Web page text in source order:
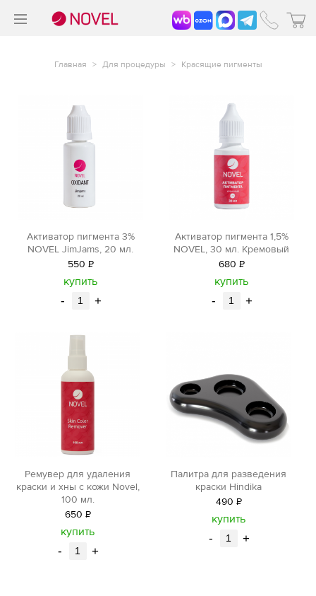
Главная > Для процедуры > Красящие пигменты
Активатор пигмента 3%
NOVEL JimJams, 20 мл.
550 Р
уб.
купить
- +
Активатор пигмента 1,5%
NOVEL, 30 мл. Кремовый
680 Р
уб.
купить
- +
Ремувер для удаления
краски и хны с кожи Novel,
100 мл.
650 Р
уб.
купить
- +
Палитра для разведения
краски Hindika
490 Р
уб.
купить
- +